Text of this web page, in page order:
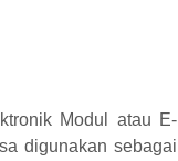
Modul atau E-
digunakan sebagai